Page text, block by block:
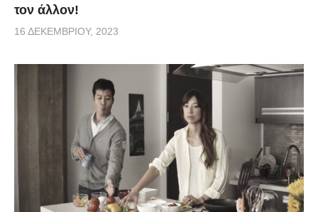
τον άλλον!
16 ΔΕΚΕΜΒΡΊΟΥ, 2023